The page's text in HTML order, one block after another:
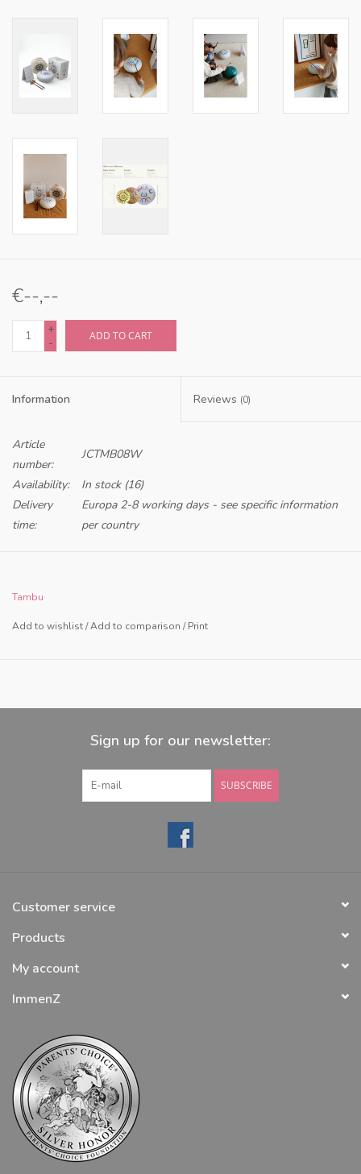
€--,--
+
-
ADD TO CART
Information Reviews (0)
Article
number:
JCTMB08W
Availability:
In stock(16)
Delivery
time:
Europa 2-8 working days - see specific information
per country
Tambu
Add to wishlist/Add to comparison /Print
Sign up for our newsletter:
SUBSCRIBE
Customer service
Products
My account
ImmenZ